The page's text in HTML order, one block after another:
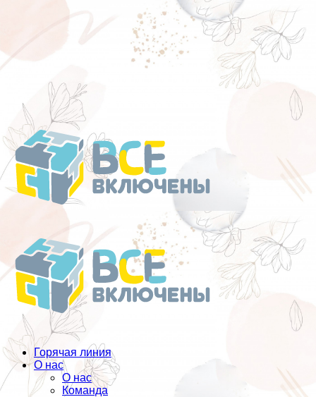
Перейти
к
содержанию
Горячая линия
О нас
О нас
Команда